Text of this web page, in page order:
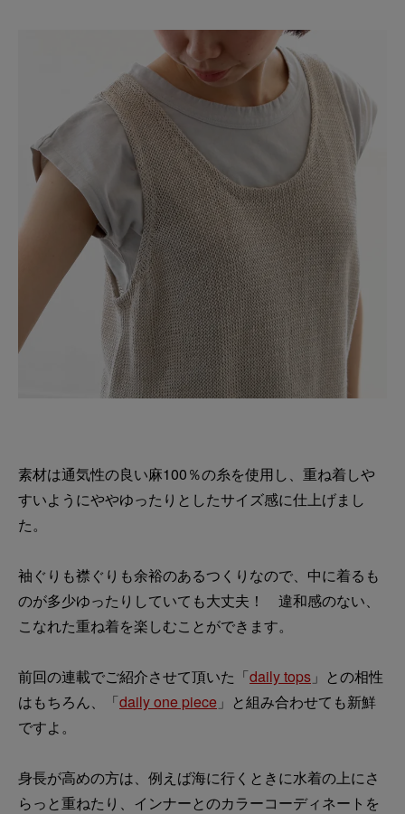
素材は通気性の良い麻100％の糸を使用し、重ね着しや
すいようにややゆったりとしたサイズ感に仕上げまし
た。
袖ぐりも襟ぐりも余裕のあるつくりなので、中に着るも
のが多少ゆったりしていても大丈夫！ 違和感のない、
こなれた重ね着を楽しむことができます。
前回の連載でご紹介させて頂いた「daily tops 」との相性
はもちろん、「daily one piece 」と組み合わせても新鮮
ですよ。
身長が高めの方は、例えば海に行くときに水着の上にさ
らっと重ねたり、インナーとのカラーコーディネートを